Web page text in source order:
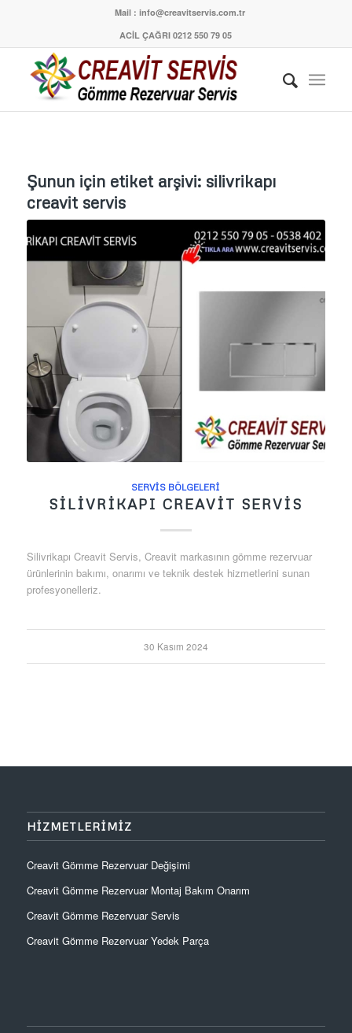
Mail : info@creavitservis.com.tr
ACİL ÇAĞRI 0212 550 79 05
Şunun için etiket arşivi: silivrikapı
creavit servis
SERVIS BÖLGELERI
SILIVRIKAPI CREAVIT SERVIS
Silivrikapı Creavit Servis, Creavit markasının gömme rezervuar
ürünlerinin bakımı, onarımı ve teknik destek hizmetlerini sunan
profesyonelleriz.
30 Kasım 2024
HIZMETLERIMIZ
Creavit Gömme Rezervuar Değişimi
Creavit Gömme Rezervuar Montaj Bakım Onarım
Creavit Gömme Rezervuar Servis
Creavit Gömme Rezervuar Yedek Parça